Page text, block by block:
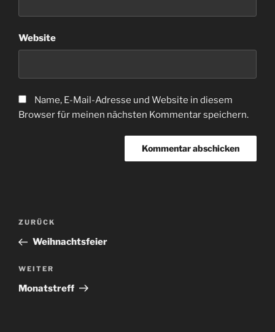
Website
Name, E-Mail-Adresse und Website in diesem
Browser für meinen nächsten Kommentar speichern.
Beitragsnavigation
Vorheriger
Beitrag
ZURÜCK
Weihnachtsfeier
Nächster
Beitrag
WEITER
Monatstreff